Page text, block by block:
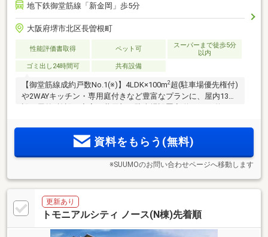
地下鉄御堂筋線「新金岡」歩5分
大阪府堺市北区長曽根町
性能評価書取得 ペット可
スーパーまで徒歩5分
以内
ゴミ出し24時間可
共有設備
【御堂筋線成約戸数No.1(※)】4LDK×100m2 超(駐車場優先権付)
や2WAYキッチン・専用庭付きなど豊富なプランに、屋内13施
設・屋外5施設と充実の共用部！駐車場設置率 約83％。約
Osaka Metro御堂筋線直通で、天王寺15分、なんば23分、梅田
33分と快適なアクセス環境！資料をもらう(無料)
※SUUMOのお問い合わせページへ移動します
更新あり
トモニアルシティ ノース(N棟)先着順